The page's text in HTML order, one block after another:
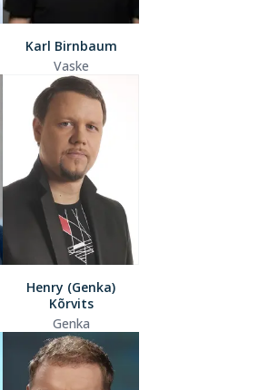
Karl Birnbaum
Vaske
Henry (Genka)
Kõrvits
Genka